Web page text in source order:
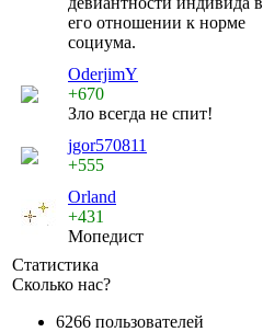
его отношении к норме
социума.
OderjimY
+670
Зло всегда не спит!
jgor570811
+555
Orland
+431
Мопедист
Статистика
Сколько нас?
6266 пользователей